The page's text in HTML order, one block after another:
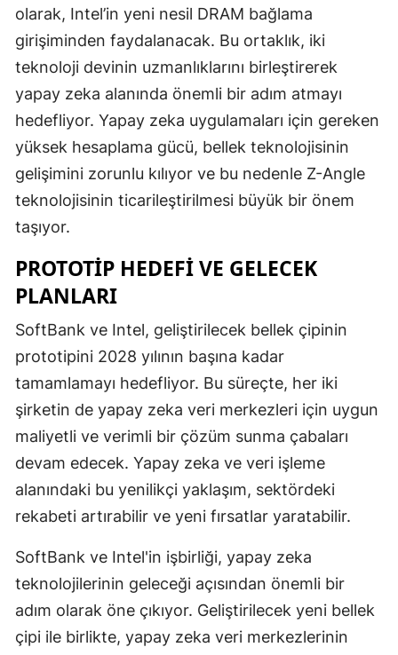
olarak, Intel’in yeni nesil DRAM bağlama
girişiminden faydalanacak. Bu ortaklık, iki
teknoloji devinin uzmanlıklarını birleştirerek
yapay zeka alanında önemli bir adım atmayı
hedefliyor. Yapay zeka uygulamaları için gereken
yüksek hesaplama gücü, bellek teknolojisinin
gelişimini zorunlu kılıyor ve bu nedenle Z-Angle
teknolojisinin ticarileştirilmesi büyük bir önem
taşıyor.
PROTOTIP HEDEFI VE GELECEK
PLANLARI
SoftBank ve Intel, geliştirilecek bellek çipinin
prototipini 2028 yılının başına kadar
tamamlamayı hedefliyor. Bu süreçte, her iki
şirketin de yapay zeka veri merkezleri için uygun
maliyetli ve verimli bir çözüm sunma çabaları
devam edecek. Yapay zeka ve veri işleme
alanındaki bu yenilikçi yaklaşım, sektördeki
rekabeti artırabilir ve yeni fırsatlar yaratabilir.
SoftBank ve Intel'in işbirliği, yapay zeka
teknolojilerinin geleceği açısından önemli bir
adım olarak öne çıkıyor. Geliştirilecek yeni bellek
çipi ile birlikte, yapay zeka veri merkezlerinin